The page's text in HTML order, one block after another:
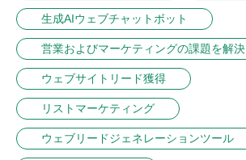
生成AIウェブチャットボット
営業およびマーケティングの課題を解決
ウェブサイトリード獲得
リストマーケティング
ウェブリードジェネレーションツール